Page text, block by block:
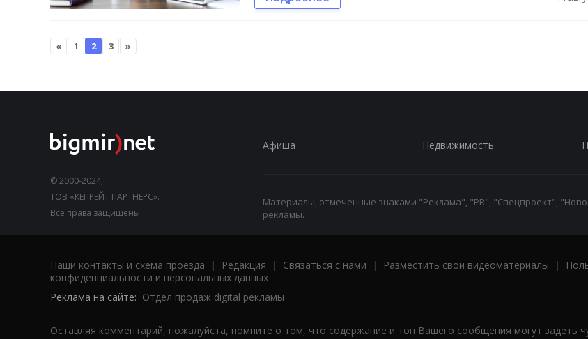
« 1 2 3 »
© 2000-2024,
ТОВ «КЕПРЕЙТ ПАРТНЕРС».
Все права защищены.
Афиша Недвижимость
Материалы, отмеченные знаками "Реклама", "PR", "Спецпроект",
рекламы.
Наши контакты и схема проезда | Редакция | Связаться с нами | Разместить свои видеоматериалы |
конфиденциальности и персональных данных
Реклама на сайте: Отдел продаж digital рекламы
Оставляя комментарий, пожалуйста, помните о том, что содержание и тон Вашего сообщения могут задеть